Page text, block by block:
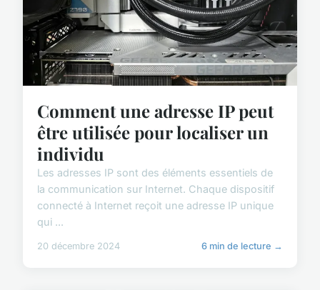
Comment une adresse IP peut
être utilisée pour localiser un
individu
Les adresses IP sont des éléments essentiels de
la communication sur Internet. Chaque dispositif
connecté à Internet reçoit une adresse IP unique
qui ...
20 décembre 2024 6 min de lecture →